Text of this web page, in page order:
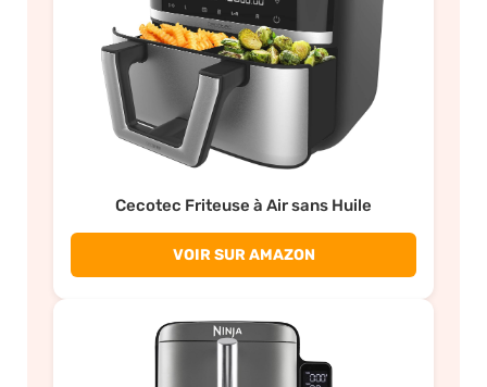
Cecotec Friteuse à Air sans Huile
VOIR SUR AMAZON